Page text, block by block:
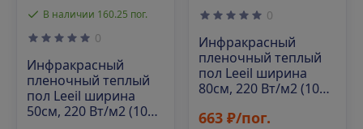
В наличии 160.25 пог.
0
Инфракрасный
пленочный теплый
пол Leeil ширина
50см, 220 Вт/м2 (100
0
Инфракрасный
пленочный теплый
пол Leeil ширина
80см, 220 Вт/м2 (100
663 ₽/пог.